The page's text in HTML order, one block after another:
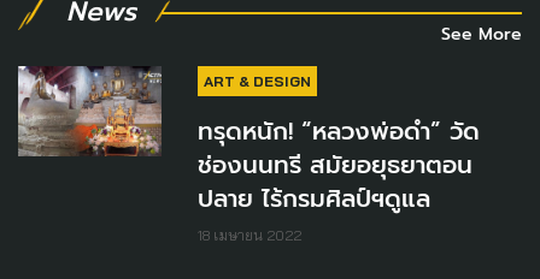
News
See More
ART & DESIGN
ทรุดหนัก! “หลวงพ่อดำ” วัด
ช่องนนทรี สมัยอยุธยาตอน
ปลาย ไร้กรมศิลป์ฯดูแล
18 เมษายน 2022